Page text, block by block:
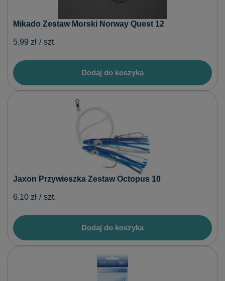
Mikado Zestaw Morski Norway Quest 12
5,99 zł / szt.
Dodaj do koszyka
Jaxon Przywieszka Zestaw Octopus 10
6,10 zł / szt.
Dodaj do koszyka